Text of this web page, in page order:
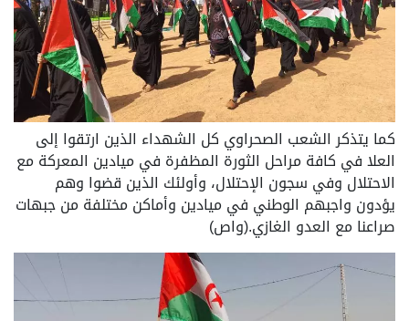
كما يتذكر الشعب الصحراوي كل الشهداء الذين ارتقوا إلى
العلا في كافة مراحل الثورة المظفرة في ميادين المعركة مع
الاحتلال وفي سجون الإحتلال، وأولئك الذين قضوا وهم
يؤدون واجبهم الوطني في ميادين وأماكن مختلفة من جبهات
صراعنا مع العدو الغازي.(واص)